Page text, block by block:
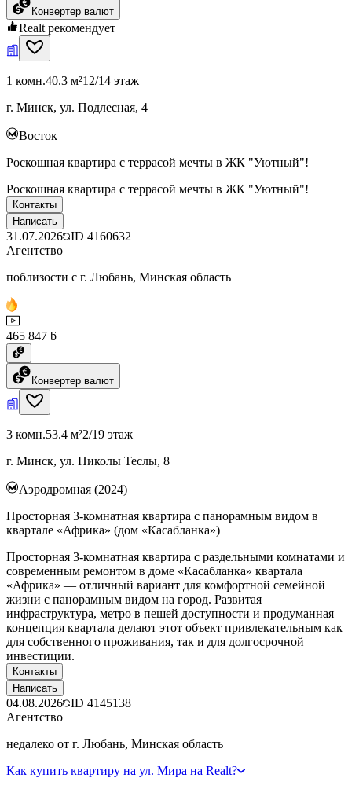
Конвертер валют
Realt рекомендует
1 комн.40.3 м²12/14 этаж
г. Минск, ул. Подлесная, 4
Восток
Роскошная квартира с террасой мечты в ЖК "Уютный"!
Роскошная квартира с террасой мечты в ЖК "Уютный"!
Контакты
Написать
31.07.2026 ID 4160632
Агентство
поблизости с г. Любань, Минская область
465 847 ƃ
Конвертер валют
3 комн.53.4 м²2/19 этаж
г. Минск, ул. Николы Теслы, 8
Аэродромная (2024)
Просторная 3-комнатная квартира с панорамным видом в
квартале «Африка» (дом «Касабланка»)
Просторная 3-комнатная квартира с раздельными комнатами и
современным ремонтом в доме «Касабланка» квартала
«Африка» — отличный вариант для комфортной семейной
жизни с панорамным видом на город. Развитая
инфраструктура, метро в пешей доступности и продуманная
концепция квартала делают этот объект привлекательным как
для собственного проживания, так и для долгосрочной
инвестиции.
Контакты
Написать
04.08.2026 ID 4145138
Агентство
недалеко от г. Любань, Минская область
Как купить квартиру на ул. Мира на Realt?